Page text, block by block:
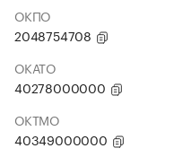
ОКПО
2048754708
ОКАТО
40278000000
ОКТМО
40349000000